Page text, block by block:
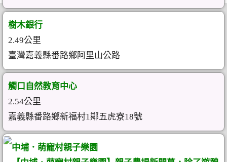
樹木銀行
2.49公里
臺灣嘉義縣番路鄉阿里山公路
觸口自然教育中心
2.54公里
嘉義縣番路鄉新福村1鄰五虎寮18號
中埔．萌寵村親子樂園